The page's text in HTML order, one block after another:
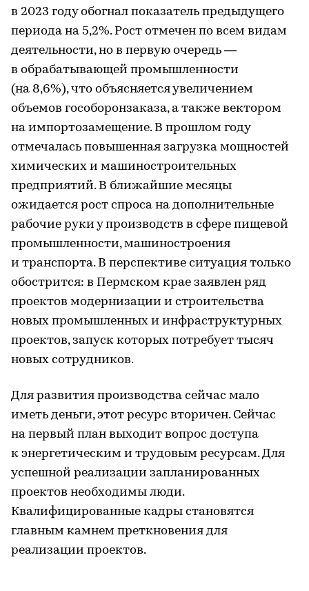
в 2023 году обогнал показатель предыдущего
периода на 5,2%. Рост отмечен по всем видам
деятельности, но в первую очередь —
в обрабатывающей промышленности
(на 8,6%), что объясняется увеличением
объемов гособоронзаказа, а также вектором
на импортозамещение. В прошлом году
отмечалась повышенная загрузка мощностей
химических и машиностроительных
предприятий. В ближайшие месяцы
ожидается рост спроса на дополнительные
рабочие руки у производств в сфере пищевой
промышленности, машиностроения
и транспорта. В перспективе ситуация только
обострится: в Пермском крае заявлен ряд
проектов модернизации и строительства
новых промышленных и инфраструктурных
проектов, запуск которых потребует тысяч
новых сотрудников.
Для развития производства сейчас мало
иметь деньги, этот ресурс вторичен. Сейчас
на первый план выходит вопрос доступа
к энергетическим и трудовым ресурсам. Для
успешной реализации запланированных
проектов необходимы люди.
Квалифицированные кадры становятся
главным камнем преткновения для
реализации проектов.